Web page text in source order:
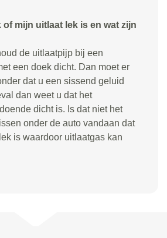
of mijn uitlaat lek is en wat zijn
de uitlaatpijp bij een
een doek dicht. Dan moet er
dat u een sissend geluid
dan weet u dat het
dicht is. Is dat niet het
onder de auto vandaan dat
is waardoor uitlaatgas kan